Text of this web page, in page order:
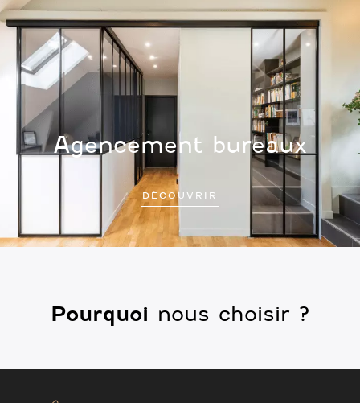
Agencement bureaux
DÉCOUVRIR
Pourquoi nous choisir ?